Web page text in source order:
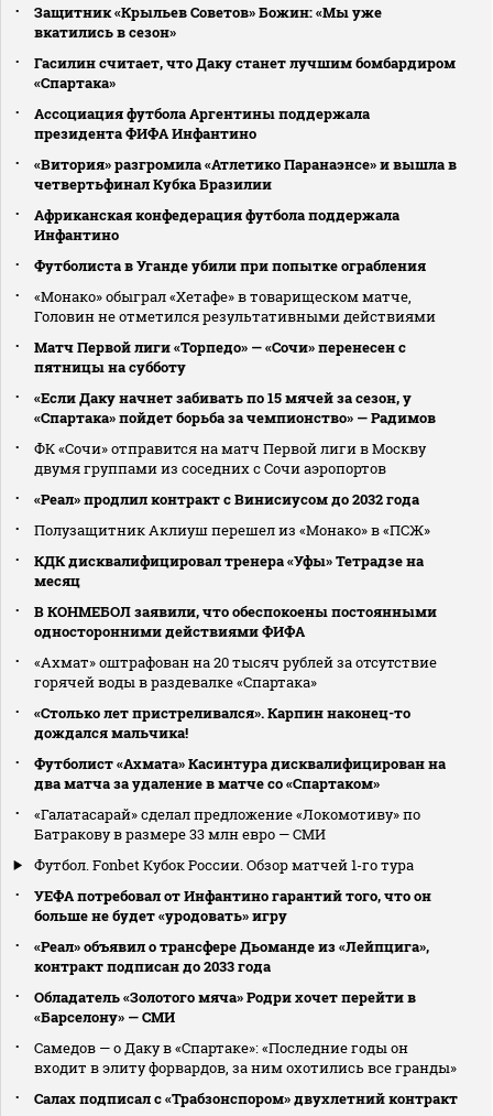
Защитник «Крыльев Советов» Божин: «Мы уже
вкатились в сезон»
Гасилин считает, что Даку станет лучшим бомбардиром
«Спартака»
Ассоциация футбола Аргентины поддержала
президента ФИФА Инфантино
«Витория» разгромила «Атлетико Паранаэнсе» и вышла в
четвертьфинал Кубка Бразилии
Африканская конфедерация футбола поддержала
Инфантино
Футболиста в Уганде убили при попытке ограбления
«Монако» обыграл «Хетафе» в товарищеском матче,
Головин не отметился результативными действиями
Матч Первой лиги «Торпедо» — «Сочи» перенесен с
пятницы на субботу
«Если Даку начнет забивать по 15 мячей за сезон, у
«Спартака» пойдет борьба за чемпионство» — Радимов
ФК «Сочи» отправится на матч Первой лиги в Москву
двумя группами из соседних с Сочи аэропортов
«Реал» продлил контракт с Винисиусом до 2032 года
Полузащитник Аклиуш перешел из «Монако» в «ПСЖ»
КДК дисквалифицировал тренера «Уфы» Тетрадзе на
месяц
В КОНМЕБОЛ заявили, что обеспокоены постоянными
односторонними действиями ФИФА
«Ахмат» оштрафован на 20 тысяч рублей за отсутствие
горячей воды в раздевалке «Спартака»
«Столько лет пристреливался». Карпин наконец-то
дождался мальчика!
Футболист «Ахмата» Касинтура дисквалифицирован на
два матча за удаление в матче со «Спартаком»
«Галатасарай» сделал предложение «Локомотиву» по
Батракову в размере 33 млн евро — СМИ
Футбол. Fonbet Кубок России. Обзор матчей 1-го тура
УЕФА потребовал от Инфантино гарантий того, что он
больше не будет «уродовать» игру
«Реал» объявил о трансфере Дьоманде из «Лейпцига»,
контракт подписан до 2033 года
Обладатель «Золотого мяча» Родри хочет перейти в
«Барселону» — СМИ
Самедов — о Даку в «Спартаке»: «Последние годы он
входит в элиту форвардов, за ним охотились все гранды»
Салах подписал с «Трабзонспором» двухлетний контракт